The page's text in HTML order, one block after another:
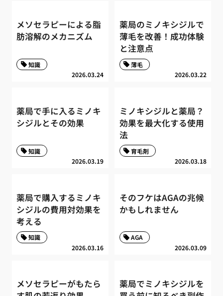
メソセラピーによる脂
肪溶解のメカニズム
2026.03.24
知識
薬局のミノキシジルで
薄毛を改善！成功体験
と注意点
2026.03.22
薄毛
薬局で手に入るミノキ
シジルとその効果
2026.03.19
知識
ミノキシジルと薬局？
効果を最大化する使用
法
2026.03.18
育毛剤
薬局で購入するミノキ
シジルの費用対効果を
考える
2026.03.16
知識
そのフケはAGAの兆候
かもしれません
2026.03.09
AGA
メソセラピーがもたら
薬局でミノキシジルを